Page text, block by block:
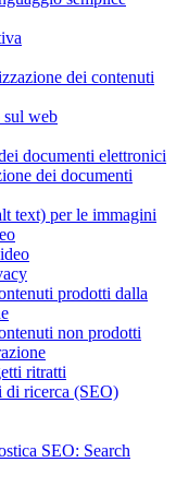
dei contenuti
sul web
documenti elettronici
dei documenti
text) per le immagini
prodotti dalla
non prodotti
ritratti
di ricerca (SEO)
SEO: Search